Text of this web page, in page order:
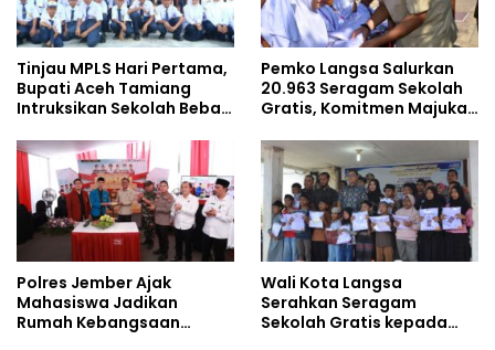
Tinjau MPLS Hari Pertama,
Bupati Aceh Tamiang
Intruksikan Sekolah Bebas
Pemko Langsa Salurkan
20.963 Seragam Sekolah
Gratis, Komitmen Majukan
Polres Jember Ajak
Mahasiswa Jadikan
Rumah Kebangsaan
Wali Kota Langsa
Serahkan Seragam
Sekolah Gratis kepada